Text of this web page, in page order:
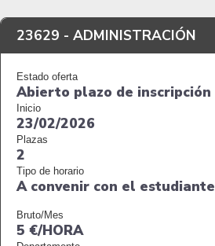
23629 - ADMINISTRACIÓN
Estado oferta
Abierto plazo de inscripción
Inicio
23/02/2026
Plazas
2
Tipo de horario
A convenir con el estudiante
Bruto/Mes
5 €/HORA